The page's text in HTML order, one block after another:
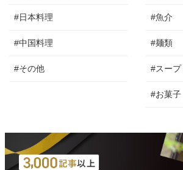
#日本料理
#中国料理
#その他
#魚介
#麺類
#スープ
#お菓子